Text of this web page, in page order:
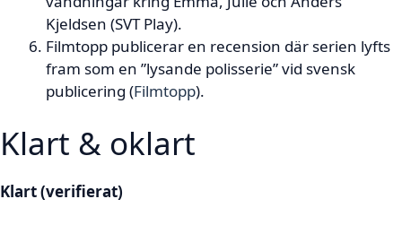
Kjeldsen (SVT Play).
Filmtopp publicerar en recension där serien lyfts
fram som en ”lysande polisserie” vid svensk
publicering (Filmtopp).
Klart & oklart
Klart (verifierat)